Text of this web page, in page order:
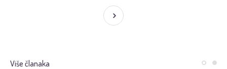
Više članaka